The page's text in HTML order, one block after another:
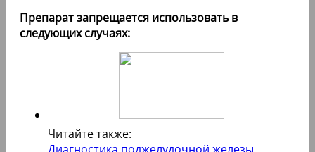
Препарат запрещается использовать в
следующих случаях:
Читайте также: